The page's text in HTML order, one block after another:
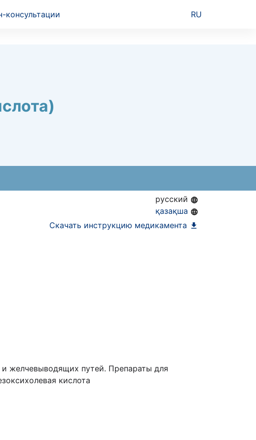
консультации RU
русский
қазақша
Скачать инструкцию медикамента
желчевыводящих путей. Препараты для
кислота